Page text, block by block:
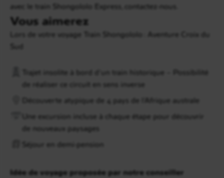
avec le train Shongololo Express, contactez-nous.
Vous aimerez
Lors de votre voyage Train Shongololo : Aventure Croix du
Trajet insolite à bord d’un train historique – Possibilité
de réaliser ce circuit en sens inverse
Découverte atypique de 4 pays de l’Afrique australe
Une excursion incluse à chaque étape pour découvrir
de nouveaux paysages
Séjour en demi-pension
Idée de voyage proposée par notre conseiller